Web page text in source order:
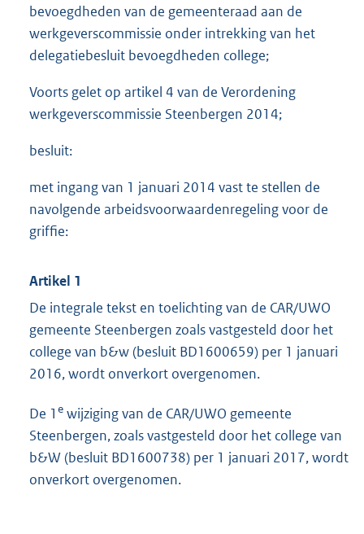
bevoegdheden van de gemeenteraad aan de
werkgeverscommissie onder intrekking van het
delegatiebesluit bevoegdheden college;
Voorts gelet op artikel 4 van de Verordening
werkgeverscommissie Steenbergen 2014;
besluit:
met ingang van 1 januari 2014 vast te stellen de
navolgende arbeidsvoorwaardenregeling voor de
griffie:
Artikel 1
De integrale tekst en toelichting van de CAR/UWO
gemeente Steenbergen zoals vastgesteld door het
college van b&w (besluit BD1600659) per 1 januari
2016, wordt onverkort overgenomen.
De 1 e wijziging van de CAR/UWO gemeente
Steenbergen, zoals vastgesteld door het college van
b&W (besluit BD1600738) per 1 januari 2017, wordt
onverkort overgenomen.